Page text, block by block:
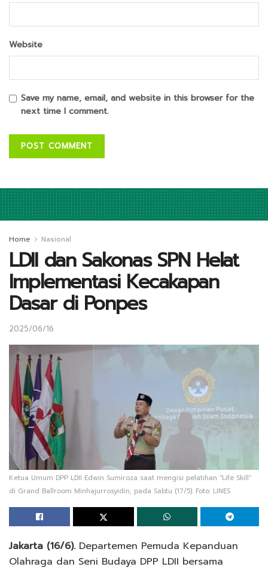
Website
Save my name, email, and website in this browser for the
next time I comment.
Home Nasional
LDII dan Sakonas SPN Helat
Implementasi Kecakapan
Dasar di Ponpes
2025/06/16
Ketua Umum DPP LDII Edwin Sumiroza saat mengisi pelatihan "Life Skill"
di Grand Ballroom Minhajurrosyidin, pada Sabtu (17/5). Foto: LINES
Jakarta (16/6).Departemen Pemuda Kepanduan
Olahraga dan Seni Budaya DPP LDII bersama